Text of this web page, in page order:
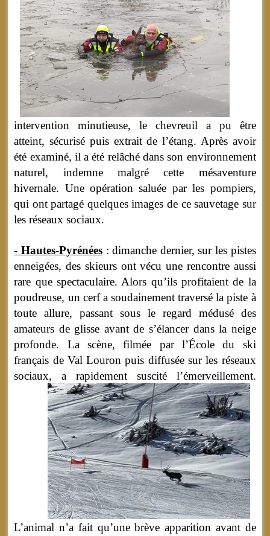
intervention minutieuse, le chevreuil a pu être
atteint, sécurisé puis extrait de l’étang. Après avoir
été examiné, il a été relâché dans son environnement
naturel, indemne malgré cette mésaventure
hivernale. Une opération saluée par les pompiers,
qui ont partagé quelques images de ce sauvetage sur
les réseaux sociaux.
- Hautes-Pyrénées : dimanche dernier, sur les pistes
enneigées, des skieurs ont vécu une rencontre aussi
rare que spectaculaire. Alors qu’ils profitaient de la
poudreuse, un cerf a soudainement traversé la piste à
toute allure, passant sous le regard médusé des
amateurs de glisse avant de s’élancer dans la neige
profonde. La scène, filmée par l’École du ski
français de Val Louron puis diffusée sur les réseaux
sociaux, a rapidement suscité l’émerveillement.
L’animal n’a fait qu’une brève apparition avant de